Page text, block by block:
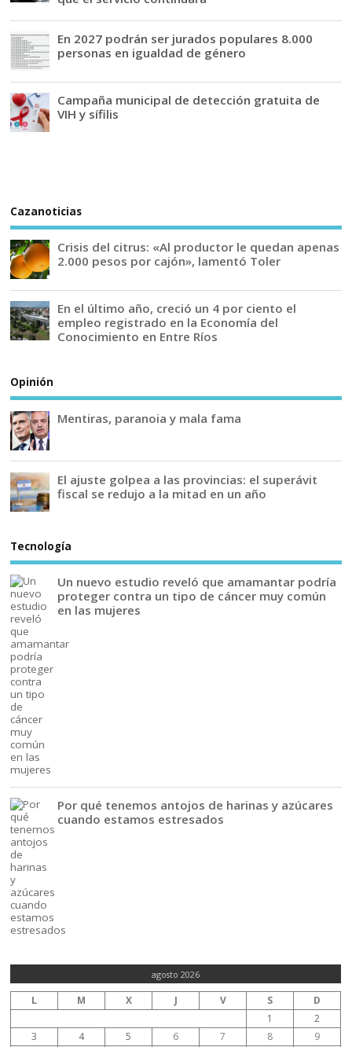
En 2027 podrán ser jurados populares 8.000
personas en igualdad de género
Campaña municipal de detección gratuita de
VIH y sífilis
Cazanoticias
Crisis del citrus: «Al productor le quedan apenas
2.000 pesos por cajón», lamentó Toler
En el último año, creció un 4 por ciento el
empleo registrado en la Economía del
Conocimiento en Entre Ríos
Opinión
Mentiras, paranoia y mala fama
El ajuste golpea a las provincias: el superávit
fiscal se redujo a la mitad en un año
Tecnología
Un nuevo estudio reveló que amamantar podría
proteger contra un tipo de cáncer muy común
en las mujeres
Por qué tenemos antojos de harinas y azúcares
cuando estamos estresados
agosto 2026
L M X J V S
D
1
2
3
4 5 6 7 8 9